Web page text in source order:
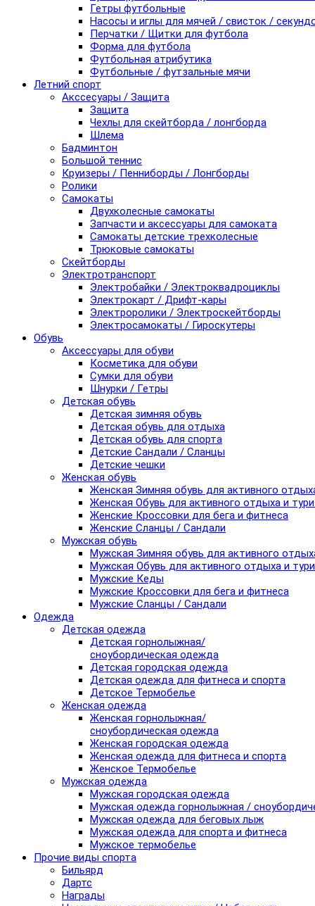
Гетры футбольные
Насосы и иглы для мячей / свисток /
Перчатки / Щитки для футбола
Форма для футбола
Футбольная атрибутика
Футбольные / футзальные мячи
Летний спорт
Акссесуары / Защита
Защита
Чехлы для скейтборда / лонгборда
Шлема
Бадминтон
Большой теннис
Круизеры / Пенниборды / Лонгборды
Ролики
Самокаты
Двухколесные самокаты
Запчасти и аксессуары для самоката
Самокаты детские трехколесные
Трюковые самокаты
Скейтборды
Электротранспорт
Электробайки / Электроквадроциклы
Электрокарт / Дрифт-кары
Электроролики / Электроскейтборды
Электросамокаты / Гироскутеры
Обувь
Аксессуары для обуви
Косметика для обуви
Сумки для обуви
Шнурки / Гетры
Детская обувь
Детская зимняя обувь
Детская обувь для отдыха
Детская обувь для спорта
Детские Сандали / Сланцы
Детские чешки
Женская обувь
Женская Зимняя обувь для активного
Женская Обувь для активного отдыха и
Женские Кроссовки для бега и фитнеса
Женские Сланцы / Сандали
Мужская обувь
Мужская Зимняя обувь для активного
Мужская Обувь для активного отдыха и
Мужские Кеды
Мужские Кроссовки для бега и фитнеса
Мужские Сланцы / Сандали
Одежда
Детская одежда
Детская горнолыжная/
сноубордическая одежда
Детская городская одежда
Детская одежда для фитнеса и спорта
Детское Термобелье
Женская одежда
Женская горнолыжная/
сноубордическая одежда
Женская городская одежда
Женская одежда для фитнеса и спорта
Женское Термобелье
Мужская одежда
Мужская городская одежда
Мужская одежда горнолыжная /
Мужская одежда для беговых лыж
Мужская одежда для спорта и фитнеса
Мужское термобелье
Прочие виды спорта
Бильярд
Дартс
Награды